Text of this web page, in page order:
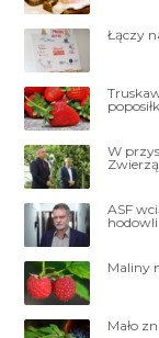
Łączy
W
ASF
Maliny
Mało